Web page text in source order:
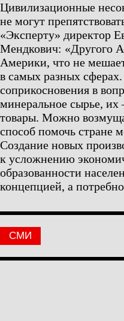
Цивилизационные
не могут
«Эксперту» директор
Мендкович: «Другого
Америки, что не
в самых разных
соприкосновения в
минеральное сырье, их
товары. Можно
способ помочь стране
Создание новых
к усложнению
образованности
концепцией, а
СМИ